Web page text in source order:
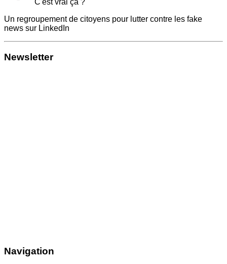
C'est vrai ça ?
Un regroupement de citoyens pour lutter contre les fake
news sur LinkedIn
Newsletter
Navigation